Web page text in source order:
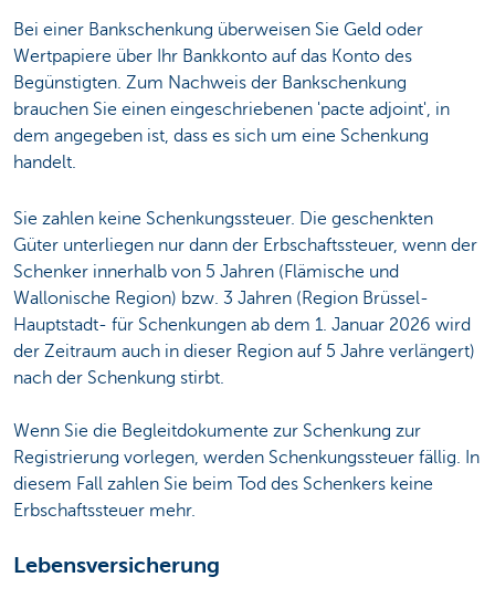
Bei einer Bankschenkung überweisen Sie Geld oder
Wertpapiere über Ihr Bankkonto auf das Konto des
Begünstigten. Zum Nachweis der Bankschenkung
brauchen Sie einen eingeschriebenen 'pacte adjoint', in
dem angegeben ist, dass es sich um eine Schenkung
handelt.
Sie zahlen keine Schenkungssteuer. Die geschenkten
Güter unterliegen nur dann der Erbschaftssteuer, wenn der
Schenker innerhalb von 5 Jahren (Flämische und
Wallonische Region) bzw. 3 Jahren (Region Brüssel-
Hauptstadt- für Schenkungen ab dem 1. Januar 2026 wird
der Zeitraum auch in dieser Region auf 5 Jahre verlängert)
nach der Schenkung stirbt.
Wenn Sie die Begleitdokumente zur Schenkung zur
Registrierung vorlegen, werden Schenkungssteuer fällig. In
diesem Fall zahlen Sie beim Tod des Schenkers keine
Erbschaftssteuer mehr.
Lebensversicherung